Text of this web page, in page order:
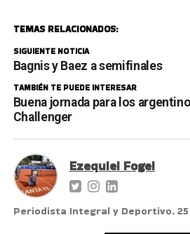
TEMAS RELACIONADOS:
SIGUIENTE NOTICIA
Bagnis y Baez a semifinales
TAMBIÉN TE PUEDE INTERESAR
Buena jornada para los
Challenger
Ezequiel Fogel
Periodista Integral y Deportivo.